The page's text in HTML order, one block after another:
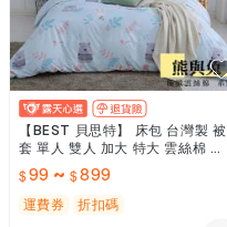
【BEST 貝思特】 床包 台灣製 被
套 單人 雙人 加大 特大 雲絲棉 涼
被 枕頭套 四件組 兩用被 熊與兔
99 ~ 899
運費券 折扣碼